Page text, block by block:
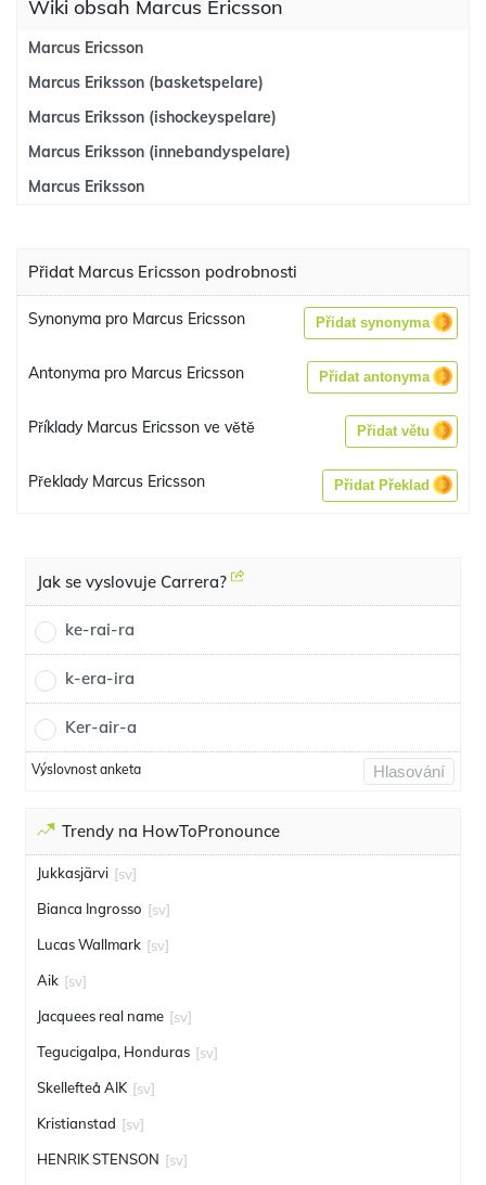
Wiki obsah Marcus Ericsson
Marcus Ericsson
Marcus Eriksson (basketspelare)
Marcus Eriksson (ishockeyspelare)
Marcus Eriksson (innebandyspelare)
Marcus Eriksson
Přidat Marcus Ericsson podrobnosti
Synonyma pro Marcus Ericsson Přidat synonyma
Antonyma pro Marcus Ericsson Přidat antonyma
Příklady Marcus Ericsson ve větě Přidat větu
Překlady Marcus Ericsson Přidat Překlad
Jak se vyslovuje Carrera?
ke-rai-ra
k-era-ira
Ker-air-a
Výslovnost anketa Hlasování
Trendy na HowToPronounce
Jukkasjärvi [sv]
Bianca Ingrosso [sv]
Lucas Wallmark [sv]
Aik [sv]
Jacquees real name [sv]
Tegucigalpa, Honduras [sv]
Skellefteå AIK [sv]
Kristianstad [sv]
HENRIK STENSON [sv]